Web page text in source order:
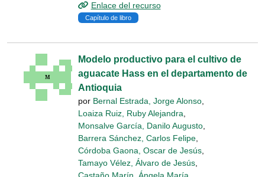
Enlace del recurso
Capítulo de libro
Modelo productivo para el cultivo de
aguacate Hass en el departamento de
Antioquia
por Bernal Estrada, Jorge Alonso,
Loaiza Ruiz, Ruby Alejandra,
Monsalve García, Danilo Augusto,
Barrera Sánchez, Carlos Felipe,
Córdoba Gaona, Oscar de Jesús,
Tamayo Vélez, Álvaro de Jesús,